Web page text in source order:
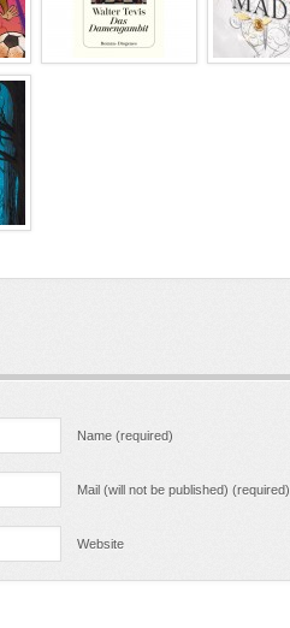
Name (required)
Mail (will not be published) (required)
Website